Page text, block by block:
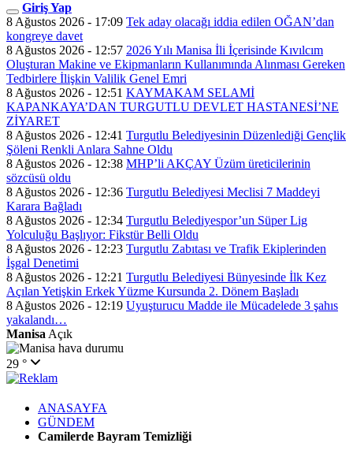
Giriş Yap
8 Ağustos 2026 - 17:09 Tek aday olacağı iddia edilen OĞAN’dan
kongreye davet
8 Ağustos 2026 - 12:57 2026 Yılı Manisa İli İçerisinde Kıvılcım
Oluşturan Makine ve Ekipmanların Kullanımında Alınması Gereken
Tedbirlere İlişkin Valilik Genel Emri
8 Ağustos 2026 - 12:51 KAYMAKAM SELAMİ
KAPANKAYA’DAN TURGUTLU DEVLET HASTANESİ’NE
ZİYARET
8 Ağustos 2026 - 12:41 Turgutlu Belediyesinin Düzenlediği Gençlik
Şöleni Renkli Anlara Sahne Oldu
8 Ağustos 2026 - 12:38 MHP’li AKÇAY Üzüm üreticilerinin
sözcüsü oldu
8 Ağustos 2026 - 12:36 Turgutlu Belediyesi Meclisi 7 Maddeyi
Karara Bağladı
8 Ağustos 2026 - 12:34 Turgutlu Belediyespor’un Süper Lig
Yolculuğu Başlıyor: Fikstür Belli Oldu
8 Ağustos 2026 - 12:23 Turgutlu Zabıtası ve Trafik Ekiplerinden
İşgal Denetimi
8 Ağustos 2026 - 12:21 Turgutlu Belediyesi Bünyesinde İlk Kez
Açılan Yetişkin Erkek Yüzme Kursunda 2. Dönem Başladı
8 Ağustos 2026 - 12:19 Uyuşturucu Madde ile Mücadelede 3 şahıs
yakalandı…
Manisa Açık
29 °
ANASAYFA
GÜNDEM
Camilerde Bayram Temizliği